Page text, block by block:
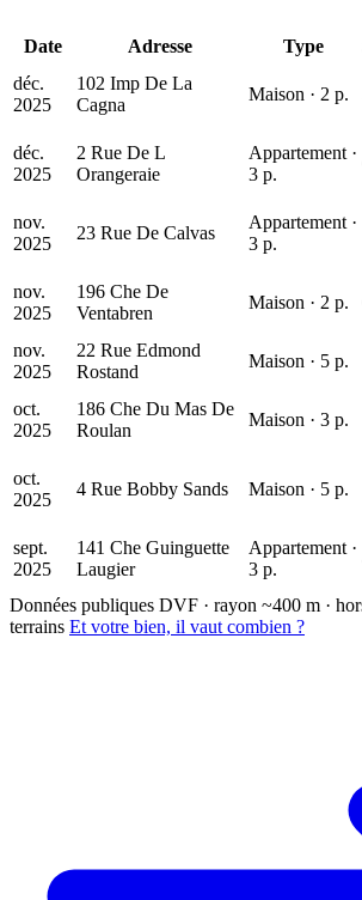
123 k€
Date Adresse Type
déc.
2025
102 Imp De La
Cagna
Maison · 2 p.
déc.
2025
2 Rue De L
Orangeraie
Appartement ·
3 p.
nov.
2025
23 Rue De Calvas
Appartement ·
3 p.
nov.
2025
196 Che De
Ventabren
Maison · 2 p.
nov.
2025
22 Rue Edmond
Rostand
Maison · 5 p.
oct.
2025
186 Che Du Mas De
Roulan
Maison · 3 p.
oct.
2025
4 Rue Bobby Sands Maison · 5 p.
sept.
2025
141 Che Guinguette
Laugier
Appartement ·
3 p.
Données publiques DVF · rayon ~400 m ·
terrains Et votre bien, il vaut combien ?